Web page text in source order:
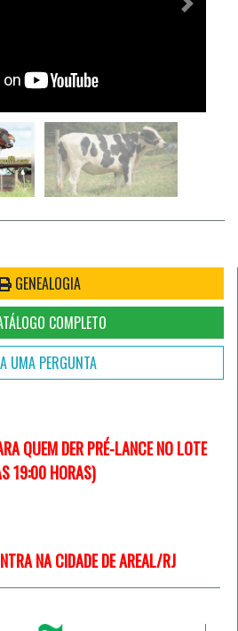
Próximo
GENEALOGIA
COMPLETO
UMA PERGUNTA
QUEM DER PRÉ-LANCE NO LOTE
19:00 HORAS)
NA CIDADE DE AREAL/RJ